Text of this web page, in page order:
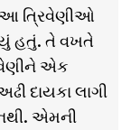
આ ત્રિવેણીઓ
હતું. તે વખતે
એક
દાયકા લાગી
એમની